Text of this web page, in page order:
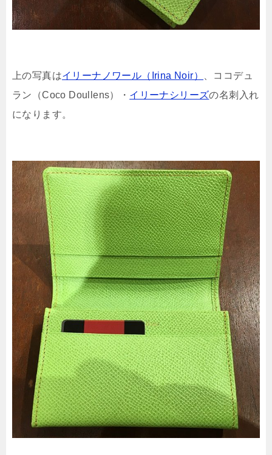
上の写真はイリーナノワール（Irina Noir）
、ココデュ
ラン（Coco Doullens）・ イリーナシリーズの名刺入れ
になります。